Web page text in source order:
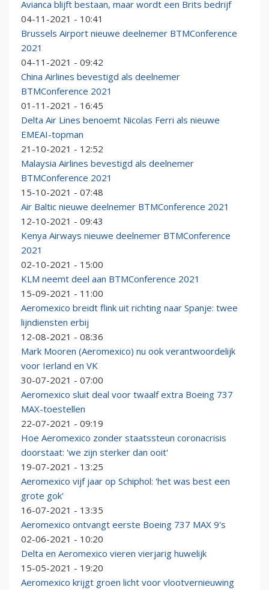
Avianca blijft bestaan, maar wordt een Brits bedrijf
04-11-2021 - 10:41
Brussels Airport nieuwe deelnemer BTMConference
2021
04-11-2021 - 09:42
China Airlines bevestigd als deelnemer
BTMConference 2021
01-11-2021 - 16:45
Delta Air Lines benoemt Nicolas Ferri als nieuwe
EMEAI-topman
21-10-2021 - 12:52
Malaysia Airlines bevestigd als deelnemer
BTMConference 2021
15-10-2021 - 07:48
Air Baltic nieuwe deelnemer BTMConference 2021
12-10-2021 - 09:43
Kenya Airways nieuwe deelnemer BTMConference
2021
02-10-2021 - 15:00
KLM neemt deel aan BTMConference 2021
15-09-2021 - 11:00
Aeromexico breidt flink uit richting naar Spanje: twee
lijndiensten erbij
12-08-2021 - 08:36
Mark Mooren (Aeromexico) nu ook verantwoordelijk
voor Ierland en VK
30-07-2021 - 07:00
Aeromexico sluit deal voor twaalf extra Boeing 737
MAX-toestellen
22-07-2021 - 09:19
Hoe Aeromexico zonder staatssteun coronacrisis
doorstaat: 'we zijn sterker dan ooit'
19-07-2021 - 13:25
Aeromexico vijf jaar op Schiphol: 'het was best een
grote gok'
16-07-2021 - 13:35
Aeromexico ontvangt eerste Boeing 737 MAX 9's
02-06-2021 - 10:20
Delta en Aeromexico vieren vierjarig huwelijk
15-05-2021 - 19:20
Aeromexico krijgt groen licht voor vlootvernieuwing